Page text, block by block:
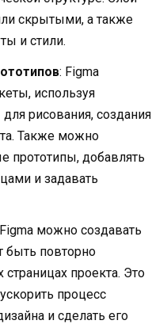
скрытыми, а также
и стили.
: Figma
используя
рисования, создания
Также можно
прототипы, добавлять
и задавать
можно создавать
быть повторно
проекта. Это
процесс
и сделать его